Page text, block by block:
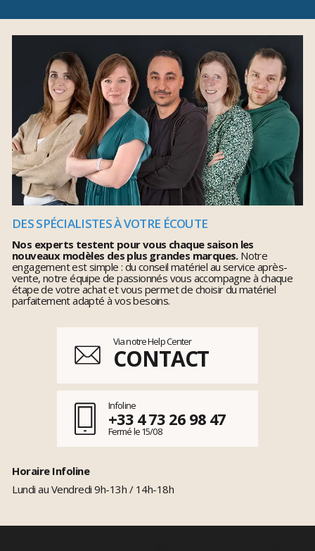
DES SPÉCIALISTES À VOTRE ÉCOUTE
Nos experts testent pour vous chaque saison les
nouveaux modèles des plus grandes marques.Notre
engagement est simple : du conseil matériel au service après-
vente, notre équipe de passionnés vous accompagne à chaque
étape de votre achat et vous permet de choisir du matériel
parfaitement adapté à vos besoins.
Via notre Help Center
CONTACT
Infoline
+33 4 73 26 98 47
Fermé le 15/08
Horaire Infoline
Lundi au Vendredi 9h-13h / 14h-18h